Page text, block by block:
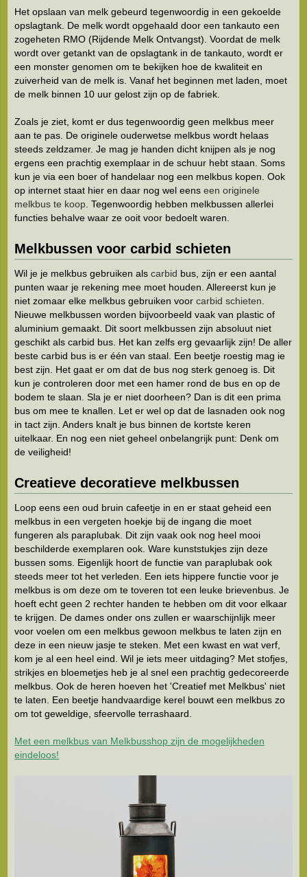
Het opslaan van melk gebeurd tegenwoordig in een gekoelde
opslagtank. De melk wordt opgehaald door een tankauto een
zogeheten RMO (Rijdende Melk Ontvangst). Voordat de melk
wordt over getankt van de opslagtank in de tankauto, wordt er
een monster genomen om te bekijken hoe de kwaliteit en
zuiverheid van de melk is. Vanaf het beginnen met laden, moet
de melk binnen 10 uur gelost zijn op de fabriek.
Zoals je ziet, komt er dus tegenwoordig geen melkbus meer
aan te pas. De originele ouderwetse melkbus wordt helaas
steeds zeldzamer. Je mag je handen dicht knijpen als je nog
ergens een prachtig exemplaar in de schuur hebt staan. Soms
kun je via een boer of handelaar nog een melkbus kopen. Ook
op internet staat hier en daar nog wel eenseen originele
melkbus te koop . Tegenwoordig hebben melkbussen allerlei
functies behalve waar ze ooit voor bedoelt waren.
Melkbussen voor carbid schieten
Wil je je melkbus gebruiken alscarbid bus, zijn er een aantal
punten waar je rekening mee moet houden. Allereerst kun je
niet zomaar elke melkbus gebruiken voorcarbid schieten
Nieuwe melkbussen worden bijvoorbeeld vaak van plastic of
aluminium gemaakt. Dit soort melkbussen zijn absoluut niet
geschikt als carbid bus. Het kan zelfs erg gevaarlijk zijn! De aller
beste carbid bus is er één van staal. Een beetje roestig mag ie
best zijn. Het gaat er om dat de bus nog sterk genoeg is. Dit
kun je controleren door met een hamer rond de bus en op de
bodem te slaan. Sla je er niet doorheen? Dan is dit een prima
bus om mee te knallen. Let er wel op dat de lasnaden ook nog
in tact zijn. Anders knalt je bus binnen de kortste keren
uitelkaar. En nog een niet geheel onbelangrijk punt: Denk om
de veiligheid!
Creatieve decoratieve melkbussen
Loop eens een oud bruin cafeetje in en er staat geheid een
melkbus in een vergeten hoekje bij de ingang die moet
fungeren als paraplubak. Dit zijn vaak ook nog heel mooi
beschilderde exemplaren ook. Ware kunststukjes zijn deze
bussen soms. Eigenlijk hoort de functie van paraplubak ook
steeds meer tot het verleden. Een iets hippere functie voor je
melkbus is om deze om te toveren tot een leuke brievenbus. Je
hoeft echt geen 2 rechter handen te hebben om dit voor elkaar
te krijgen. De dames onder ons zullen er waarschijnlijk meer
voor voelen om een melkbus gewoon melkbus te laten zijn en
deze in een nieuw jasje te steken. Met een kwast en wat verf,
kom je al een heel eind. Wil je iets meer uitdaging? Met stofjes,
strikjes en bloemetjes heb je al snel een prachtig gedecoreerde
melkbus. Ook de heren hoeven het 'Creatief met Melkbus' niet
te laten. Een beetje handvaardige kerel bouwt een melkbus zo
om tot geweldige, sfeervolle terrashaard.
Met een melkbus van Melkbusshop zijn de mogelijkheden
eindeloos!